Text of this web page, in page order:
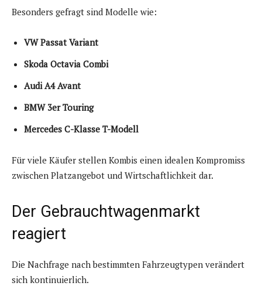
Besonders gefragt sind Modelle wie:
VW Passat Variant
Skoda Octavia Combi
Audi A4 Avant
BMW 3er Touring
Mercedes C-Klasse T-Modell
Für viele Käufer stellen Kombis einen idealen Kompromiss
zwischen Platzangebot und Wirtschaftlichkeit dar.
Der Gebrauchtwagenmarkt
reagiert
Die Nachfrage nach bestimmten Fahrzeugtypen verändert
sich kontinuierlich.